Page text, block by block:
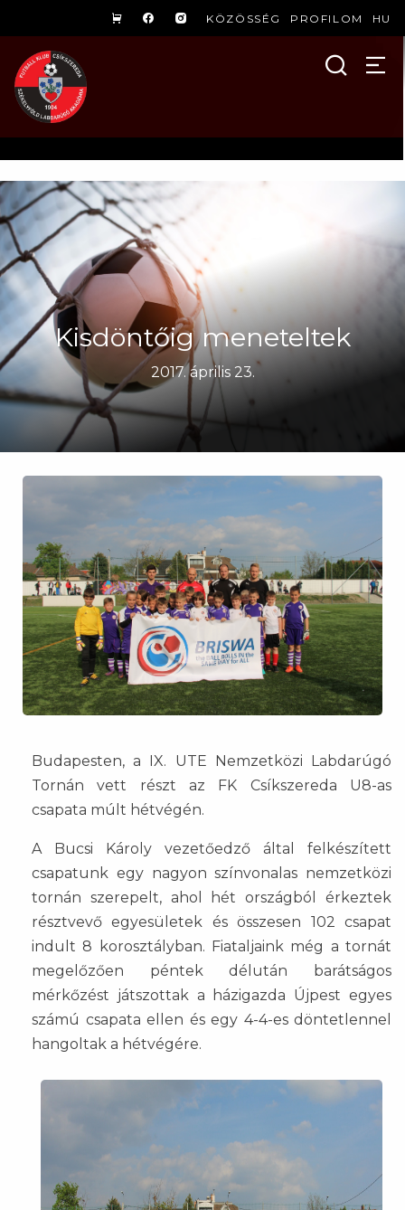
KÖZÖSSÉG PROFILOM HU
Kisdöntőig meneteltek
2017. április 23.
Budapesten, a IX. UTE Nemzetközi Labdarúgó
Tornán vett részt az FK Csíkszereda U8-as
csapata múlt hétvégén.
A Bucsi Károly vezetőedző által felkészített
csapatunk egy nagyon színvonalas nemzetközi
tornán szerepelt, ahol hét országból érkeztek
résztvevő egyesületek és összesen 102 csapat
indult 8 korosztályban. Fiataljaink még a tornát
megelőzően péntek délután barátságos
mérkőzést játszottak a házigazda Újpest egyes
számú csapata ellen és egy 4-4-es döntetlennel
hangoltak a hétvégére.